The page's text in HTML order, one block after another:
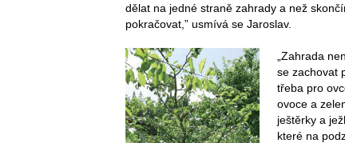
dělat na jedné straně zahrady a než
pokračovat,” usmívá se Jaroslav.
„Zahrada
se zachovat
třeba pro
ovoce a
ještěrky a
které na